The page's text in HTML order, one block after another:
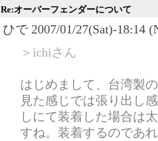
Re:オーバーフェンダーについて
ひで 2007/01/27(Sat)-18:14
＞ichiさん
はじめまして、台湾製
見た感じでは張り出し
しにて装着した場合は
すね。装着するのであ